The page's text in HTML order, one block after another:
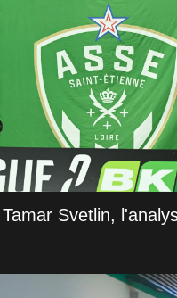
Svetlin,